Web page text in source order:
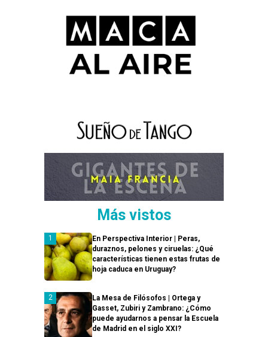
Más vistos
En Perspectiva Interior | Peras,
duraznos, pelones y ciruelas: ¿Qué
características tienen estas frutas de
hoja caduca en Uruguay?
La Mesa de Filósofos | Ortega y
Gasset, Zubiri y Zambrano: ¿Cómo
puede ayudarnos a pensar la Escuela
de Madrid en el siglo XXI?